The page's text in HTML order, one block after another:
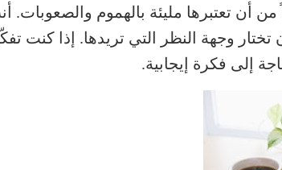
من أن تعتبرها مليئة بالهموم
تختار وجهة النظر التي تريدها. إذا كنت
إلى فكرة إيجابية.